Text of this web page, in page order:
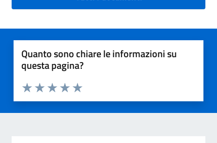
Quanto sono chiare le informazioni su
questa pagina?
Valuta 5 stelle su 5
Valuta 4 stelle su 5
Valuta 3 stelle su 5
Valuta 2 stelle su 5
Valuta 1 stelle su 5